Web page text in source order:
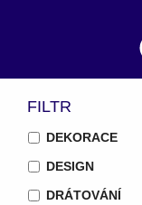
FILTR
DEKORACE
DESIGN
DRÁTOVÁNÍ